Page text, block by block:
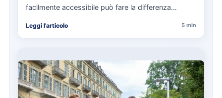
facilmente accessibile può fare la differenza
soprattutto…
Leggi l'articolo 5 min